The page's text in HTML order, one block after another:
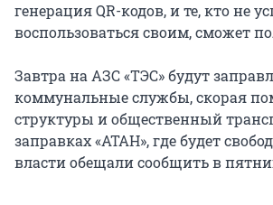
генерация QR-кодов, и те, кто не
воспользоваться своим, сможет
Завтра на АЗС «ТЭС» будут
коммунальные службы, скорая
структуры и общественный
заправках «АТАН», где будет
власти обещали сообщить в